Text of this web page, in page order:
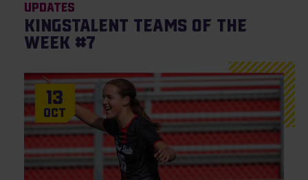
Updates
KingsTalent Teams of the
Week #7
13
Oct